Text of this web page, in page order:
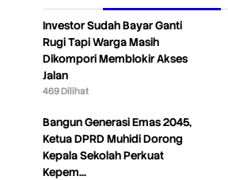
Investor Sudah Bayar Ganti
Rugi Tapi Warga Masih
Dikompori Memblokir Akses
Jalan
469 Dilihat
Bangun Generasi Emas 2045,
Ketua DPRD Muhidi Dorong
Kepala Sekolah Perkuat
Kepem…